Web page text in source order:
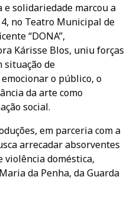
e solidariedade marcou a
no Teatro Municipal de
“DONA”,
Kárisse Blos, uniu forças
situação de
o público, o
da arte como
social.
em parceria com a
arrecadar absorventes
doméstica,
da Penha, da Guarda